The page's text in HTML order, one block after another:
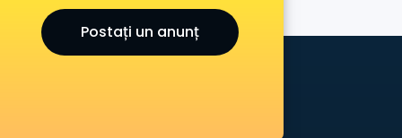
Postați un anunț